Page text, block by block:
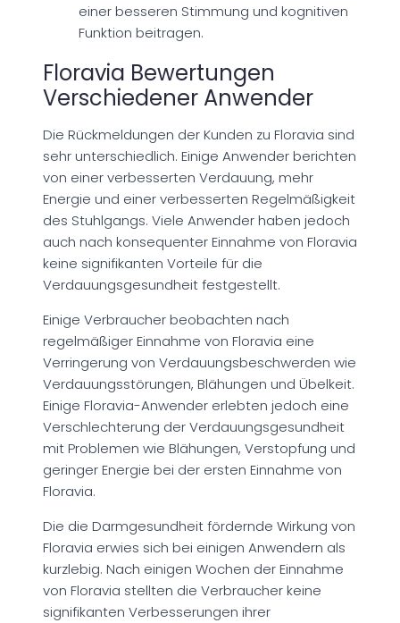
einer besseren Stimmung und kognitiven
Funktion beitragen.
Floravia Bewertungen
Verschiedener Anwender
Die Rückmeldungen der Kunden zu Floravia sind
sehr unterschiedlich. Einige Anwender berichten
von einer verbesserten Verdauung, mehr
Energie und einer verbesserten Regelmäßigkeit
des Stuhlgangs. Viele Anwender haben jedoch
auch nach konsequenter Einnahme von Floravia
keine signifikanten Vorteile für die
Verdauungsgesundheit festgestellt.
Einige Verbraucher beobachten nach
regelmäßiger Einnahme von Floravia eine
Verringerung von Verdauungsbeschwerden wie
Verdauungsstörungen, Blähungen und Übelkeit.
Einige Floravia-Anwender erlebten jedoch eine
Verschlechterung der Verdauungsgesundheit
mit Problemen wie Blähungen, Verstopfung und
geringer Energie bei der ersten Einnahme von
Floravia.
Die die Darmgesundheit fördernde Wirkung von
Floravia erwies sich bei einigen Anwendern als
kurzlebig. Nach einigen Wochen der Einnahme
von Floravia stellten die Verbraucher keine
signifikanten Verbesserungen ihrer